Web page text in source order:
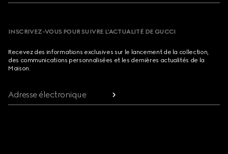
INSCRIVEZ-VOUS POUR SUIVRE L’ACTUALITÉ DE GUCCI
Recevez des informations exclusives sur le lancement de la collection,
des communications personnalisées et les dernières actualités de la
Maison.
Adresse électronique